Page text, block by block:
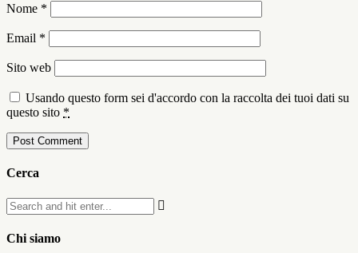
Nome *
Email *
Sito web
Usando questo form sei d'accordo con la raccolta dei tuoi dati su
questo sito *
Cerca
Chi siamo